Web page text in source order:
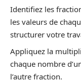
Identifiez les
les valeurs de
structurer votre
Appliquez la
chaque nombre
l’autre fraction.